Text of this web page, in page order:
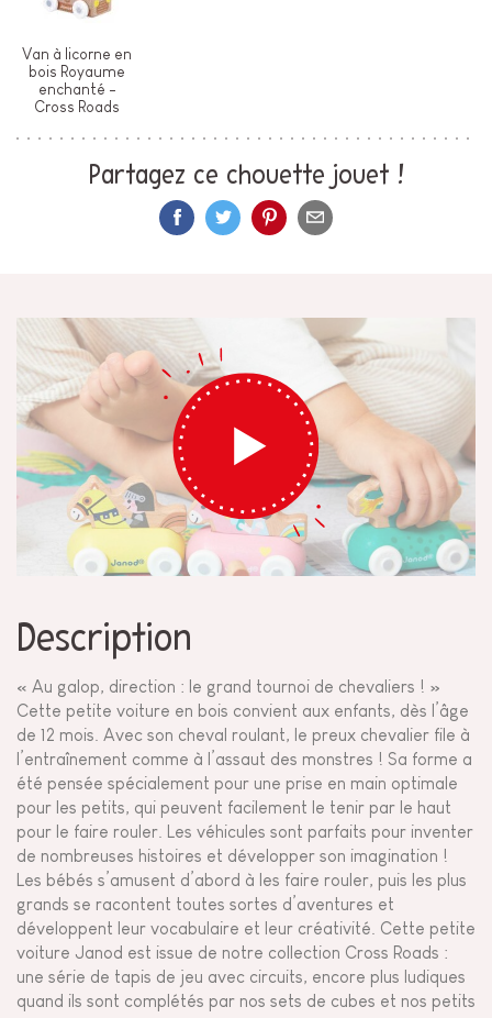
Van à licorne en
bois Royaume
enchanté -
Cross Roads
Partagez ce chouette jouet !
Description
« Au galop, direction : le grand tournoi de chevaliers ! »
Cette petite voiture en bois convient aux enfants, dès l’âge
de 12 mois. Avec son cheval roulant, le preux chevalier file à
l’entraînement comme à l’assaut des monstres ! Sa forme a
été pensée spécialement pour une prise en main optimale
pour les petits, qui peuvent facilement le tenir par le haut
pour le faire rouler. Les véhicules sont parfaits pour inventer
de nombreuses histoires et développer son imagination !
Les bébés s’amusent d’abord à les faire rouler, puis les plus
grands se racontent toutes sortes d’aventures et
développent leur vocabulaire et leur créativité. Cette petite
voiture Janod est issue de notre collection Cross Roads :
une série de tapis de jeu avec circuits, encore plus ludiques
quand ils sont complétés par nos sets de cubes et nos petits